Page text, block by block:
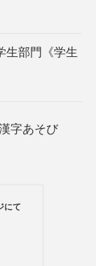
生部門《学生
字あそび
にて